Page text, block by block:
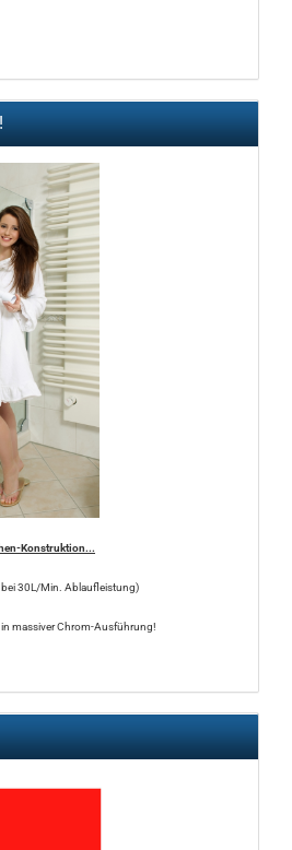
Konstruktion...
30L/Min. Ablaufleistung)
massiver Chrom-Ausführung!